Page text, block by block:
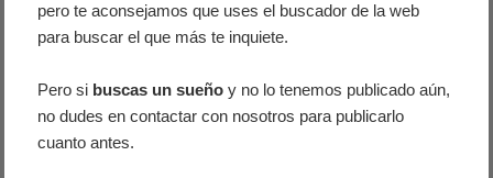
pero te aconsejamos que uses el buscador de la web
para buscar el que más te inquiete.
Pero si buscas un sueño y no lo tenemos publicado aún,
no dudes en contactar con nosotros para publicarlo
cuanto antes.